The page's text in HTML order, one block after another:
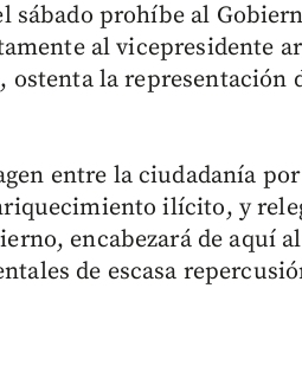
sábado prohíbe al
al vicepresidente
la representación
entre la ciudadanía
ilícito, y
encabezará de aquí
de escasa